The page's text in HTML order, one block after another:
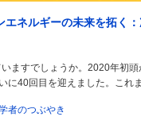
ネルギーの未来を拓く
ますでしょうか。2020年初
に40回目を迎えました。こ
者のつぶやき